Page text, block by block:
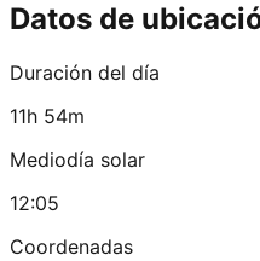
Datos de
Duración del día
11h 54m
Mediodía solar
12:05
Coordenadas